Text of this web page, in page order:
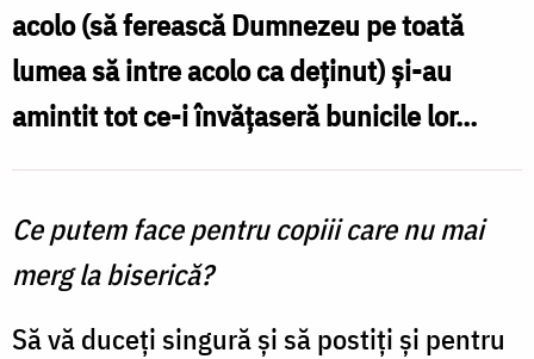
mai
merg
la
biserică?
Foto:
Oana
Nechifor
acolo (să ferească Dumnezeu pe toată
lumea să intre acolo ca deținut) și-au
amintit tot ce-i învățaseră bunicile lor…
Ce putem face pentru copiii care nu mai
merg la biserică?
Să vă duceți singură și să postiți și pentru